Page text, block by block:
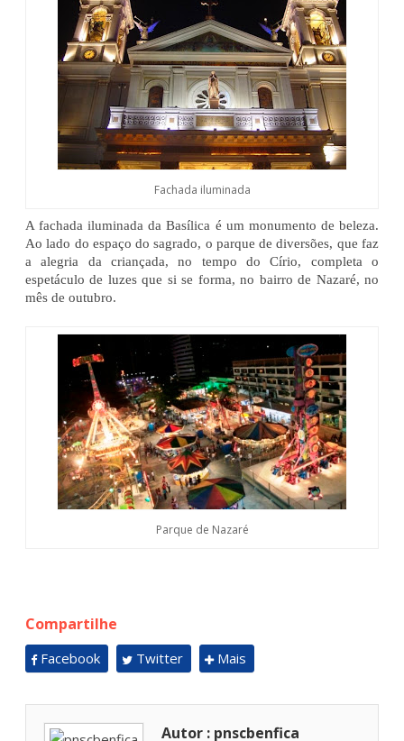
Fachada iluminada
A fachada iluminada da Basílica é um monumento de beleza.
Ao lado do espaço do sagrado, o parque de diversões, que faz
a alegria da criançada, no tempo do Círio, completa o
espetáculo de luzes que si se forma, no bairro de Nazaré, no
mês de outubro.
Parque de Nazaré
Compartilhe
Facebook Twitter Mais
Autor : pnscbenfica